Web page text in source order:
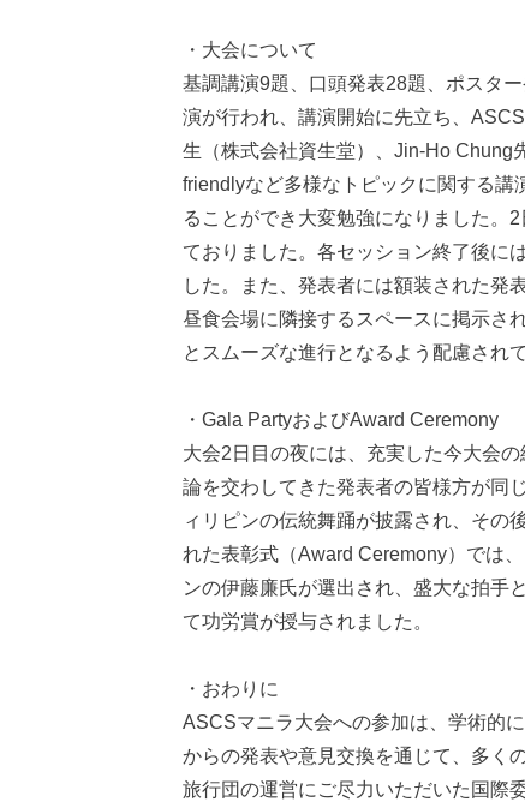
・大会について
基調講演9題、口頭発表28題、ポスタ
演が行われ、講演開始に先立ち、
生（株式会社資生堂）、Jin-Ho Chung
friendlyなど多様なトピックに関する
ることができ大変勉強になりました。
ておりました。各セッション終了後に
した。また、発表者には額装された発
昼食会場に隣接するスペースに掲示さ
とスムーズな進行となるよう配慮され
・Gala PartyおよびAward Ceremony
大会2日目の夜には、充実した今大会
論を交わしてきた発表者の皆様方が同
ィリピンの伝統舞踊が披露され、その
れた表彰式（Award Ceremony）では
ンの伊藤廉氏が選出され、盛大な拍手
て功労賞が授与されました。
・おわりに
ASCSマニラ大会への参加は、学術的
からの発表や意見交換を通じて、多く
旅行団の運営にご尽力いただいた国際